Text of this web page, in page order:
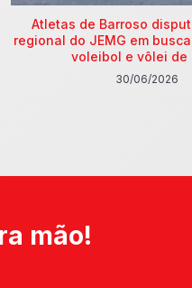
Atletas de Barroso
regional do JEMG em
voleibol e vôlei de
30/06/2026
mão!